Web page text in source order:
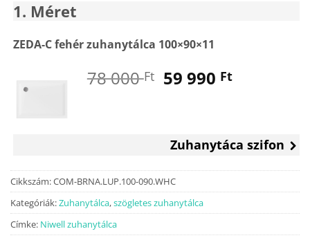
1 Méret
ZEDA-C fehér zuhanytálca 100×90×11
78 000Ft Original
000 Ft.
59 990 FtCurrent
990 Ft.
Zuhanytáca szifon
Cikkszám:COM-BRNA.LUP.100-090.WHC
Kategóriák:Zuhanytálca,szögletes zuhanytálca
Címke: Niwell zuhanytálca